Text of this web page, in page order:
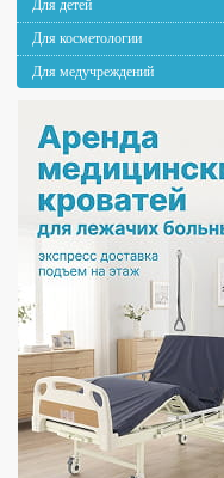
Для детей
Для косметологии
Для медучреждений